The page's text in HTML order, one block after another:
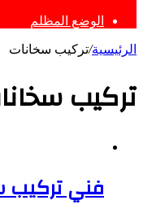
الوضع المظلم
الرئيسية/تركيب سخانات
تركيب
فني تركيب